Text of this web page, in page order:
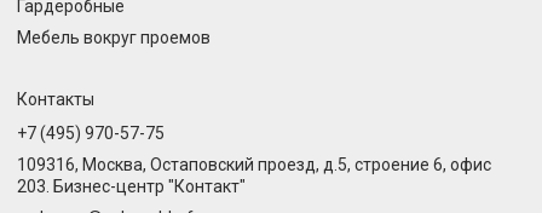
Гардеробные
Мебель вокруг проемов
Контакты
+7 (495) 970-57-75
109316, Москва, Остаповский проезд, д.5, строение 6, офис
203. Бизнес-центр "Контакт"